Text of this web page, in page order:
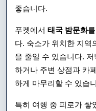
좋습니다.
푸켓에서 태국 밤문화
다. 숙소가 위치한 지역
을 줄일 수 있습니다.
하거나 주변 상점과 카
하게 마무리할 수 있습
특히 여행 중 피로가 쌓